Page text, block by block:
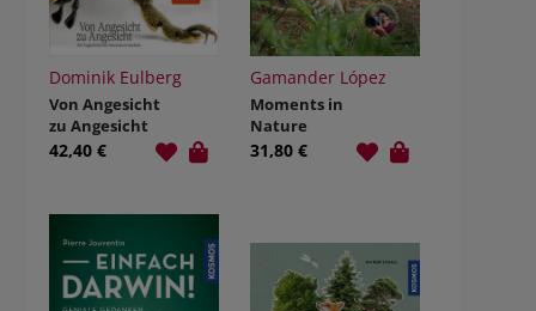
Dominik Eulberg
Von Angesicht
zu Angesicht
42,40 €
Gamander López
Moments in
Nature
31,80 €